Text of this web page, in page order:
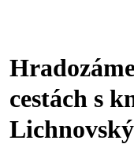
cestách s